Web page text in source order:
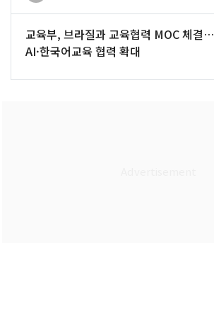
교육부, 브라질과 교육협력 MOC 체결…
AI·한국어교육 협력 확대